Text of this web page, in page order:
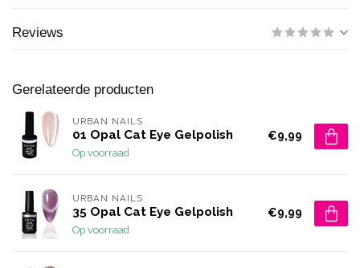
Reviews
Gerelateerde producten
URBAN NAILS
01 Opal Cat Eye Gelpolish
Op voorraad
€9,99
URBAN NAILS
35 Opal Cat Eye Gelpolish
Op voorraad
€9,99